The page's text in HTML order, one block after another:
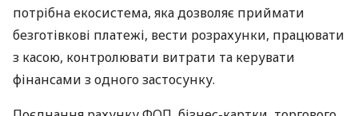
потрібна екосистема, яка дозволяє приймати
безготівкові платежі, вести розрахунки, працювати
з касою, контролювати витрати та керувати
фінансами з одного застосунку.